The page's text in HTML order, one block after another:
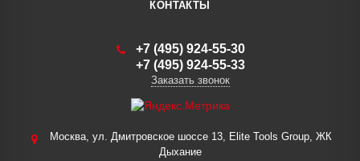
КОНТАКТЫ
+7 (495) 924-55-30
+7 (495) 924-55-33
Заказать звонок
Москва, ул. Дмитровское шоссе 13, Elite Tools Group, ЖК
Дыхание